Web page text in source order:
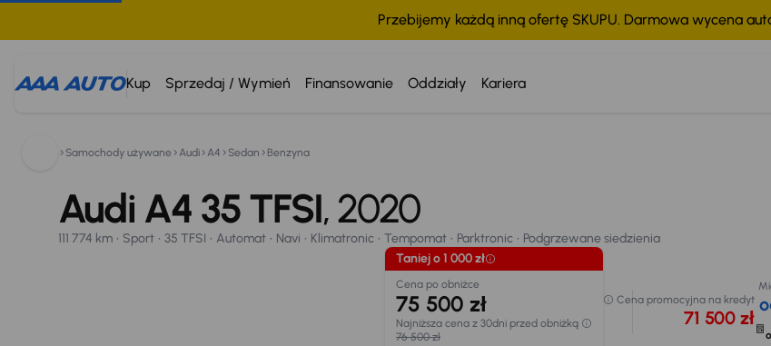
Przebijemy każdą inną ofertę SKUPU. Darmowa wycena
Kup Sprzedaj / Wymień Finansowanie Oddziały Kariera
Samochody używane Audi A4 Sedan Benzyna
Taniej o 1 000 zł
Audi A4 35 TFSI, 2020
111 774 km Sport 35 TFSI Automat Navi Klimatronic Tempomat Parktronic
Podgrzewane siedzienia
Taniej o 1 000 zł
Cena po obniżce
75 500 zł
Najniższa cena z 30dni przed obniżką
76 500 zł
Cena promocyjna na kredyt
71 500 zł
111 774 km Sport 35 TFSI Automat Navi Klimatronic Tempomat
Umówienie spotkania
Oblicz ratę Wymiana samochodu